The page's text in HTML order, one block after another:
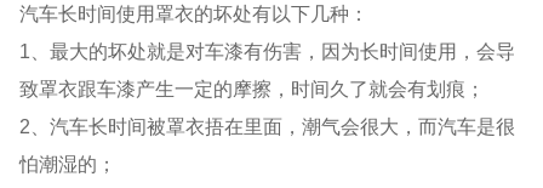
汽车长时间使用罩衣的坏处有以下几种：
1、最大的坏处就是对车漆有伤害，因为长时间使用，会导
致罩衣跟车漆产生一定的摩擦，时间久了就会有划痕；
2、汽车长时间被罩衣捂在里面，潮气会很大，而汽车是很
怕潮湿的；